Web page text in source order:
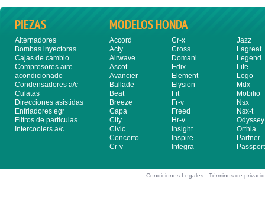
PIEZAS
Alternadores
Bombas inyectoras
Cajas de cambio
Compresores aire
acondicionado
Condensadores a/c
Culatas
Direcciones asistidas
Enfriadores egr
Filtros de partículas
Intercoolers a/c
MODELOS HONDA
Accord
Acty
Airwave
Ascot
Avancier
Ballade
Beat
Breeze
Capa
City
Civic
Concerto
Cr-v
Cr-x
Cross
Domani
Edix
Element
Elysion
Fit
Fr-v
Freed
Hr-v
Insight
Inspire
Integra
Jazz
Lagreat
Legend
Life
Logo
Mdx
Mobilio
Nsx
Nsx-t
Odyssey
Orthia
Partner
Passport
Condiciones Legales -Términos de